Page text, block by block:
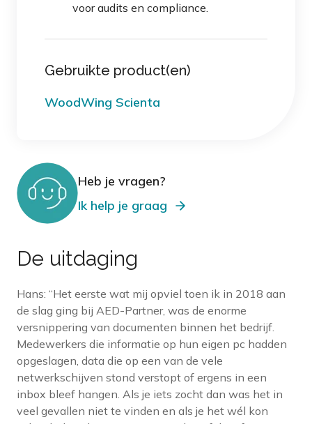
voor audits en compliance.
Gebruikte product(en)
WoodWing Scienta
Heb je vragen?
Ik help je graag
De uitdaging
Hans: “Het eerste wat mij opviel toen ik in 2018 aan
de slag ging bij AED-Partner, was de enorme
versnippering van documenten binnen het bedrijf.
Medewerkers die informatie op hun eigen pc hadden
opgeslagen, data die op een van de vele
netwerkschijven stond verstopt of ergens in een
inbox bleef hangen. Als je iets zocht dan was het in
veel gevallen niet te vinden en als je het wél kon